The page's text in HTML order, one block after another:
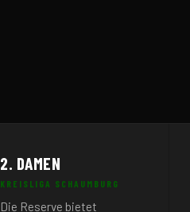
2. DAMEN
KREISLIGA SCHAUMBURG
Die Reserve bietet